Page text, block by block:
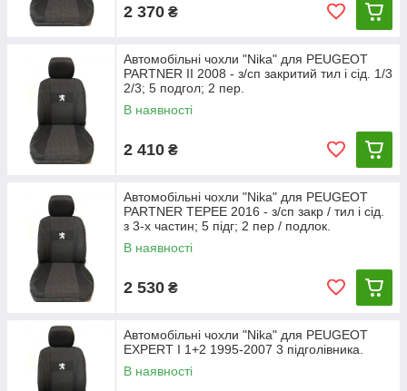
2 370 ₴
Автомобільні чохли "Nika" для PEUGEOT
PARTNER II 2008 - з/сп закритий тил і сід. 1/3
2/3; 5 подгол; 2 пер.
В наявності
2 410 ₴
Автомобільні чохли "Nika" для PEUGEOT
PARTNER TEPEE 2016 - з/сп закр / тил і сід.
з 3-х частин; 5 підг; 2 пер / подлок.
В наявності
2 530 ₴
Автомобільні чохли "Nika" для PEUGEOT
EXPERT I 1+2 1995-2007 3 підголівника.
В наявності